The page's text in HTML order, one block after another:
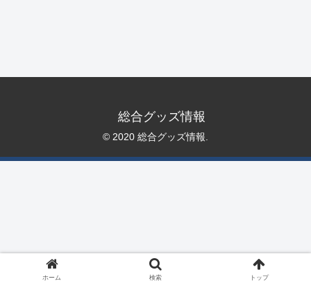
総合グッズ情報
© 2020 総合グッズ情報.
ホーム 検索 トップ